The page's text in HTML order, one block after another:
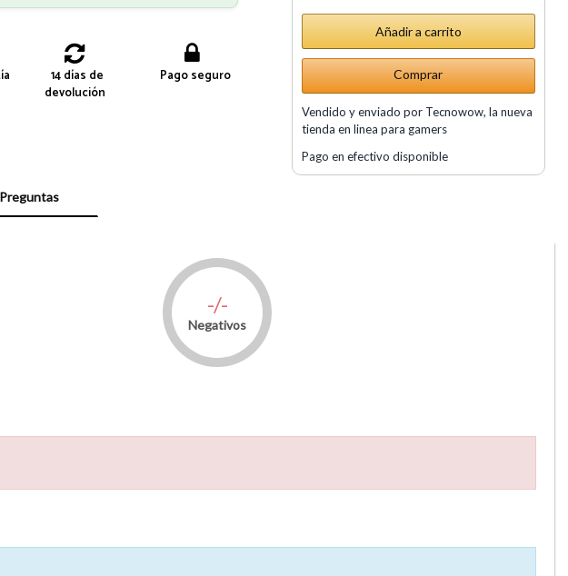
14 días de
devolución
Pago seguro Comprar
Vendido y enviado por Tecnowow, la nueva
tienda en linea para gamers
Pago en efectivo disponible
Preguntas
-/-
Negativos